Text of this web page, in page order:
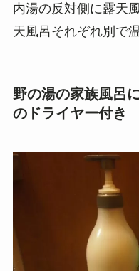
内湯の反対側に露天
天風呂それぞれ別で
野の湯の家族風呂
のドライヤー付き